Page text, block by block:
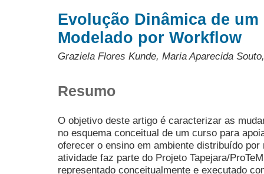
Evolução Dinâmica de
Modelado por Workflow
Graziela Flores Kunde, Maria Aparecida
Resumo
O objetivo deste artigo é caracterizar as
no esquema conceitual de um curso para
oferecer o ensino em ambiente distribuído
atividade faz parte do Projeto Tapejara/
representado conceitualmente e executado